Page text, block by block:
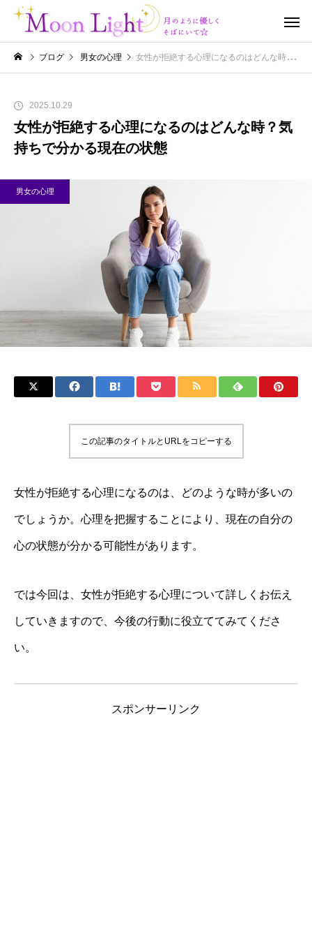
ブログ 男女の心理 女性が拒絶する心理になるのはどんな時？気持ちで分かる現在の状態
2025.10.29
女性が拒絶する心理になるのはどんな時？気
持ちで分かる現在の状態
男女の心理
この記事のタイトルとURLをコピーする
女性が拒絶する心理になるのは、どのような時が多いの
でしょうか。心理を把握することにより、現在の自分の
心の状態が分かる可能性があります。
では今回は、女性が拒絶する心理について詳しくお伝え
していきますので、今後の行動に役立ててみてくださ
い。
スポンサーリンク